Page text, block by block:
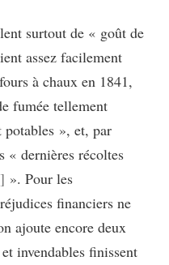
surtout de « goût de
assez facilement
à chaux en 1841,
fumée tellement
potables », et, par
« dernières récoltes
». Pour les
financiers ne
ajoute encore deux
invendables finissent